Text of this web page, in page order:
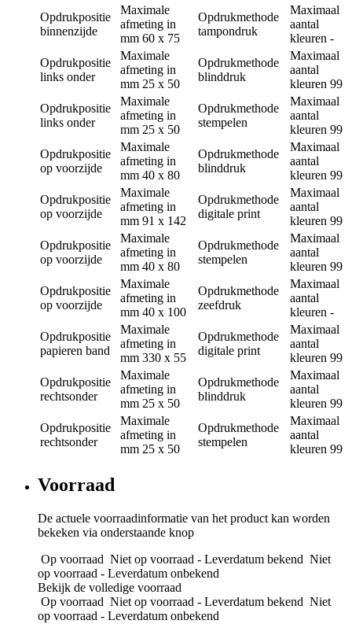
Opdrukpositie
binnenzijde
Maximale
afmeting in
mm 60 x 75
Opdrukmethode
tampondruk
Maximaal
aantal
kleuren -
Opdrukpositie
links onder
Maximale
afmeting in
mm 25 x 50
Opdrukmethode
blinddruk
Maximaal
aantal
kleuren 99
Opdrukpositie
links onder
Maximale
afmeting in
mm 25 x 50
Opdrukmethode
stempelen
Maximaal
aantal
kleuren 99
Opdrukpositie
op voorzijde
Maximale
afmeting in
mm 40 x 80
Opdrukmethode
blinddruk
Maximaal
aantal
kleuren 99
Opdrukpositie
op voorzijde
Maximale
afmeting in
mm 91 x 142
Opdrukmethode
digitale print
Maximaal
aantal
kleuren 99
Opdrukpositie
op voorzijde
Maximale
afmeting in
mm 40 x 80
Opdrukmethode
stempelen
Maximaal
aantal
kleuren 99
Opdrukpositie
op voorzijde
Maximale
afmeting in
mm 40 x 100
Opdrukmethode
zeefdruk
Maximaal
aantal
kleuren -
Opdrukpositie
papieren band
Maximale
afmeting in
mm 330 x 55
Opdrukmethode
digitale print
Maximaal
aantal
kleuren 99
Opdrukpositie
rechtsonder
Maximale
afmeting in
mm 25 x 50
Opdrukmethode
blinddruk
Maximaal
aantal
kleuren 99
Opdrukpositie
rechtsonder
Maximale
afmeting in
mm 25 x 50
Opdrukmethode
stempelen
Maximaal
aantal
kleuren 99
Voorraad
De actuele voorraadinformatie van het product kan worden
bekeken via onderstaande knop
Op voorraad Niet op voorraad - Leverdatum bekend Niet
op voorraad - Leverdatum onbekend
Bekijk de volledige voorraad
Op voorraad Niet op voorraad - Leverdatum bekend Niet
op voorraad - Leverdatum onbekend